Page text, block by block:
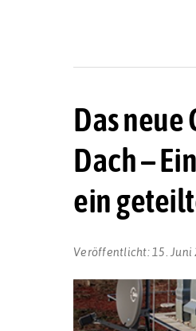
Das
Dach –
ein
Veröffentlicht: 15. Juni